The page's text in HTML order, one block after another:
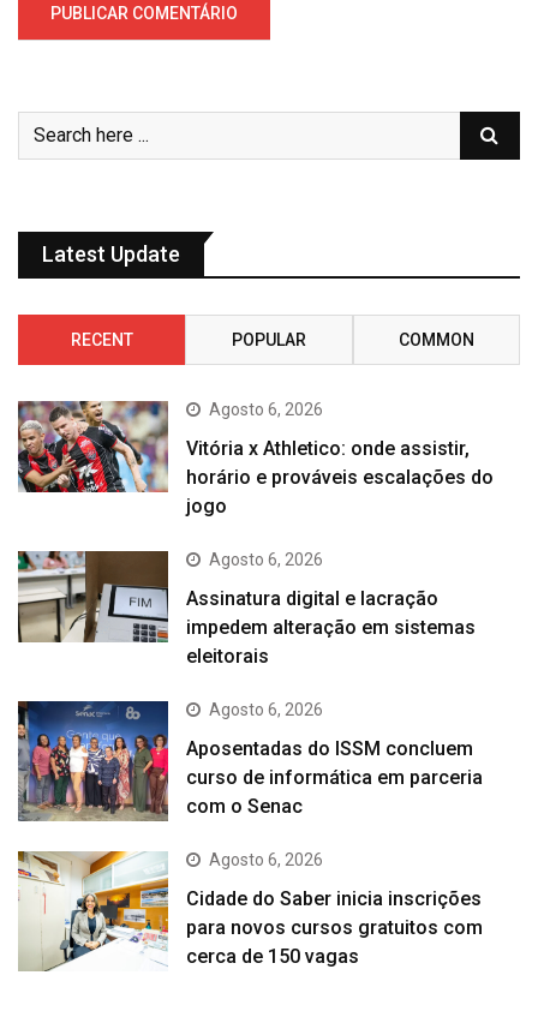
Latest Update
RECENT POPULAR COMMON
Agosto 6, 2026
Vitória x Athletico: onde assistir,
horário e prováveis escalações do
jogo
Agosto 6, 2026
Assinatura digital e lacração
impedem alteração em sistemas
eleitorais
Agosto 6, 2026
Aposentadas do ISSM concluem
curso de informática em parceria
com o Senac
Agosto 6, 2026
Cidade do Saber inicia inscrições
para novos cursos gratuitos com
cerca de 150 vagas